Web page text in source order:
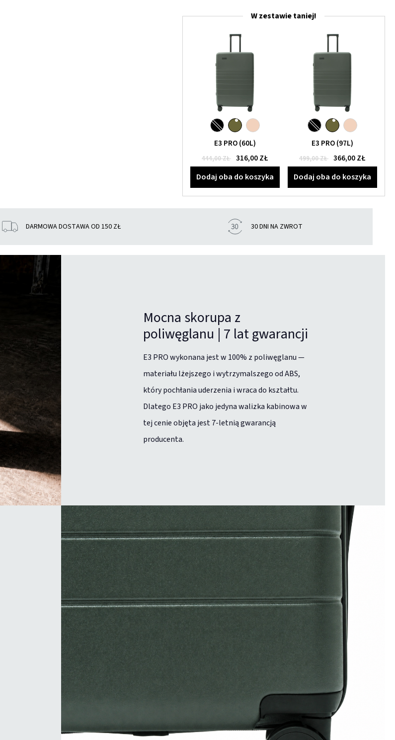
W zestawie taniej!
E3 PRO (60L)
444,00 ZŁ 316,00 ZŁ
Dodaj oba do koszyka
E3 PRO (97L)
499,00 ZŁ 366,00 ZŁ
Dodaj oba do koszyka
DARMOWA DOSTAWA OD 150 ZŁ 30 DNI NA ZWROT
Mocna skorupa z
poliwęglanu | 7 lat gwarancji
E3 PRO wykonana jest w 100% z poliwęglanu —
materiału lżejszego i wytrzymalszego od ABS,
który pochłania uderzenia i wraca do kształtu.
Dlatego E3 PRO jako jedyna walizka kabinowa w
tej cenie objęta jest 7-letnią gwarancją
producenta.